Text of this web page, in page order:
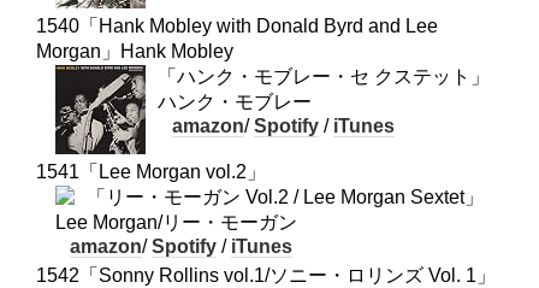
1540「Hank Mobley with Donald Byrd and Lee
Morgan」Hank Mobley
「ハンク・モブレー・セ クステット」
ハンク・モブレー
amazon/Spotify / iTunes
1541「Lee Morgan vol.2」
「リー・モーガン Vol.2 / Lee Morgan Sextet」
Lee Morgan/リー・モーガン
amazon/Spotify / iTunes
1542「Sonny Rollins vol.1/ソニー・ロリンズ Vol. 1」